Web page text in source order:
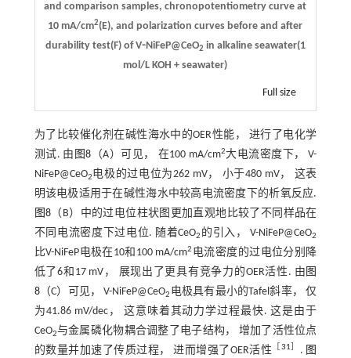
and comparison samples, chronopotentiometry curve at
10 mA/cm2(E), and polarization curves before and after
durability test(F) of V⁃NiFeP@CeO2 in alkaline seawater(1
mol/L KOH + seawater)
Full size
为了比较催化剂在碱性海水中的OER性能， 进行了电化学
测试. 由 图8 （A）可见， 在100 mA/cm2大电流密度下， V-
NiFeP@CeO2电极的过电位为262 mV， 小于480 mV， 这表
明该电极适用于在碱性海水中较高电流密度下的析氧反应.
图8 （B）中的过电位柱状图更加直观地比较了不同样品在
不同电流密度下过电位. 随着CeO2 的引入， V-NiFeP@CeO2
比V-NiFeP电极在10和100 mA/cm2 电流密度的过电位分别降
低了6和17 mV， 展现出了更具有竞争力的OER活性. 由 图
8（C）可见， V-NiFeP@CeO2 电极具有最小的Tafel斜率， 仅
为41.86 mV/dec， 这意味着其动力学过程最快. 这是由于
CeO2与金属磷化物耦合调整了电子结构， 增加了活性位点
的数量并加速了传质过程， 进而增强了OER活性
31 . 图